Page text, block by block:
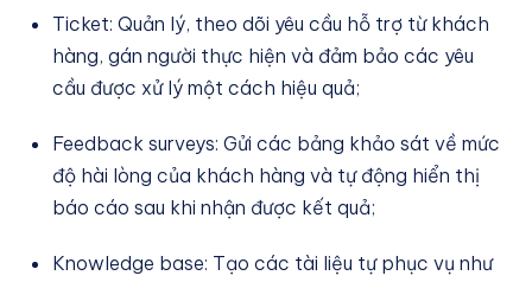
Ticket: Quản lý, theo dõi yêu cầu hỗ trợ từ khách
hàng, gán người thực hiện và đảm bảo các yêu
cầu được xử lý một cách hiệu quả;
Feedback surveys: Gửi các bảng khảo sát về mức
độ hài lòng của khách hàng và tự động hiển thị
báo cáo sau khi nhận được kết quả;
Knowledge base: Tạo các tài liệu tự phục vụ như